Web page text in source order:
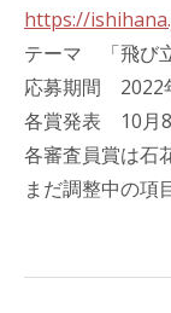
https://
テーマ 「飛び
応募期間 2022
各賞発表 10月8
各審査員賞は石
まだ調整中の項